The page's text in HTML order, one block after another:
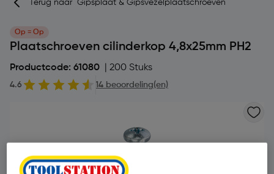
Terug naar Gipsplaat & Gipsvezelplaatschroeven
Op = Op
Plaatschroeven cilinderkop 4,8x25mm PH2
Productcode: 61080 | 200 Stuks
4.6 14 beoordeling(en)